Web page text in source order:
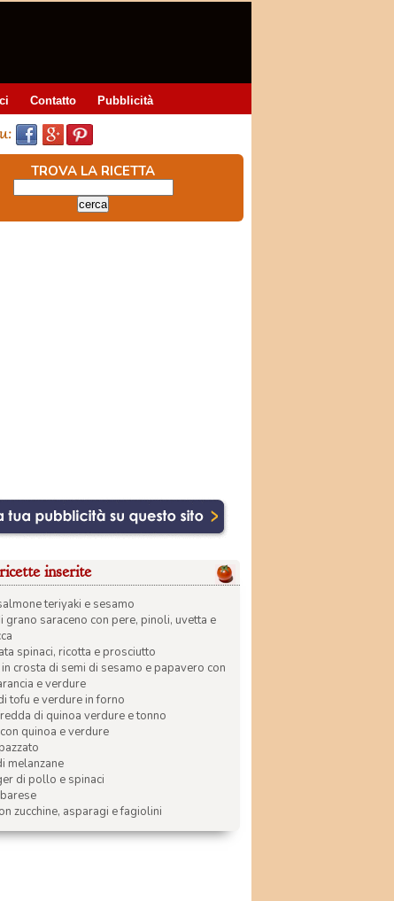
Contatto Pubblicità
TROVA LA RICETTA
inserite
teriyaki e sesamo
grano saraceno con pere, pinoli, uvetta e
spinaci, ricotta e prosciutto
crosta di semi di sesamo e papavero con
e verdure
tofu e verdure in forno
di quinoa verdure e tonno
quinoa e verdure
melanzane
di pollo e spinaci
zucchine, asparagi e fagiolini